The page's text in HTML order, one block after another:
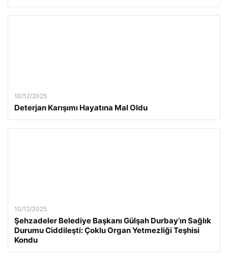
10/12/2025
Deterjan Karışımı Hayatına Mal Oldu
10/12/2025
Şehzadeler Belediye Başkanı Gülşah Durbay’ın Sağlık
Durumu Ciddileşti: Çoklu Organ Yetmezliği Teşhisi
Kondu